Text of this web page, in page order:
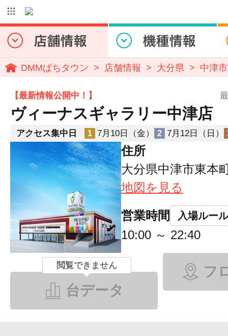
DMMぱちタウン 店舗情報 大分県 中津市
【最新情報公開中！】
ヴィーナスギャラリー中津店
アクセス集中日 1 7月10日（金） 2 7月12日（日）
住所
大分県中津市東本
地図を見る
営業時間 入場ルール
10:00 ～ 22:40
閲覧できません
台データ
フ